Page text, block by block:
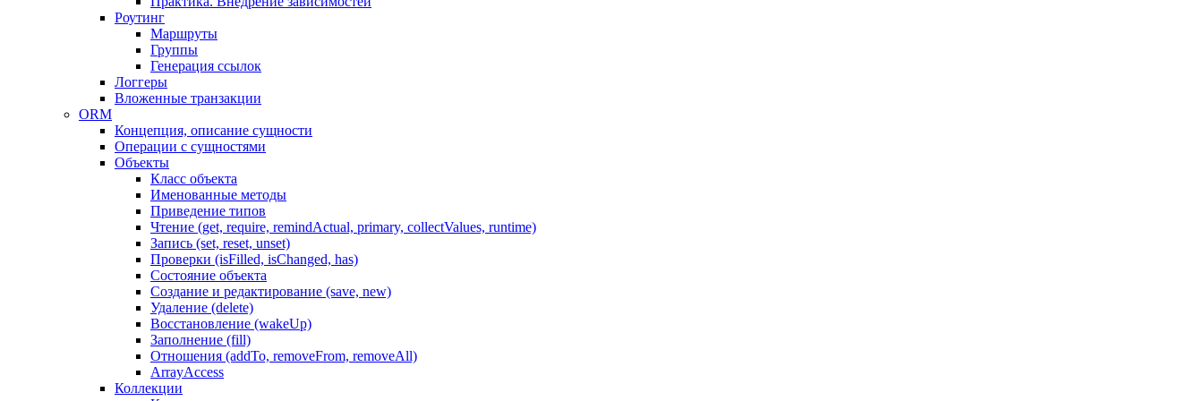
Роутинг
Маршруты
Группы
Генерация ссылок
Логгеры
Вложенные транзакции
ORM
Концепция, описание сущности
Операции с сущностями
Объекты
Класс объекта
Именованные методы
Приведение типов
Чтение (get, require, remindActual, primary, collectValues, runtime)
Запись (set, reset, unset)
Проверки (isFilled, isChanged, has)
Состояние объекта
Создание и редактирование (save, new)
Удаление (delete)
Восстановление (wakeUp)
Заполнение (fill)
Отношения (addTo, removeFrom, removeAll)
ArrayAccess
Коллекции